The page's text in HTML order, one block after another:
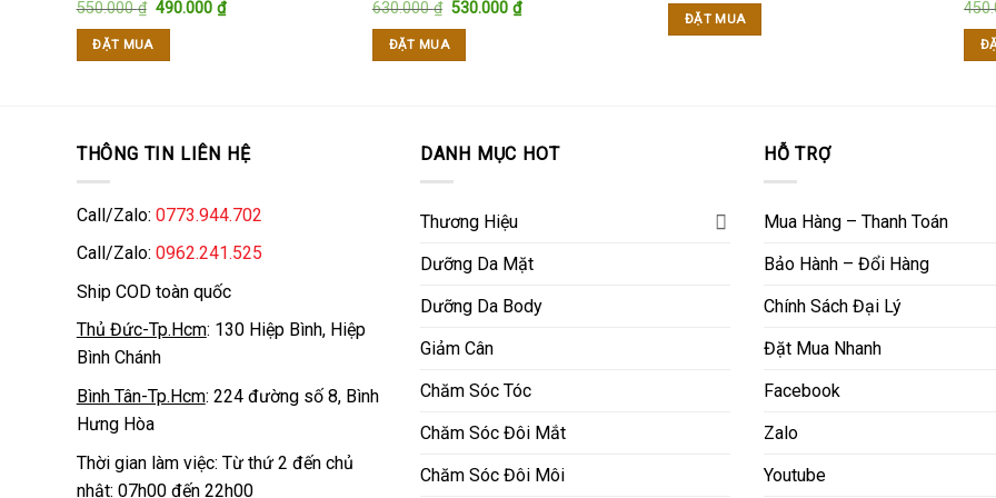
550.000₫ Giá
490.000 ₫Giá
hiện
ĐẶT MUA
630.000₫ Giá
530.000₫Giá
hiện
ĐẶT MUA
ĐẶT MUA
THÔNG TIN LIÊN HỆ
Call/Zalo: 0773.944.702
Call/Zalo: 0962.241.525
Ship COD toàn quốc
Thủ Đức-Tp.Hcm: 130 Hiệp Bình, Hiệp
Bình Chánh
Bình Tân-Tp.Hcm: 224 đường số 8, Bình
Hưng Hòa
Thời gian làm việc: Từ thứ 2 đến chủ
nhật: 07h00 đến 22h00
DANH MỤC HOT
Thương Hiệu
Dưỡng Da Mặt
Dưỡng Da Body
Giảm Cân
Chăm Sóc Tóc
Chăm Sóc Đôi Mắt
Chăm Sóc Đôi Môi
HỖ TRỢ
Mua Hàng – Thanh Toán
Bảo Hành – Đổi Hàng
Chính Sách Đại Lý
Đặt Mua Nhanh
Facebook
Zalo
Youtube